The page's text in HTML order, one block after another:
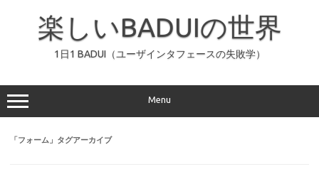
ッ
プ
楽しいBADUIの世界
1日1 BADUI（ユーザインタフェースの失敗学）
Menu
「フォーム 」タグアーカイブ